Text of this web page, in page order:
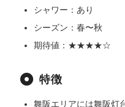
シャワー：あり
シーズン：春〜秋
期待値：★★★★☆
特徴
舞阪エリアには舞阪灯